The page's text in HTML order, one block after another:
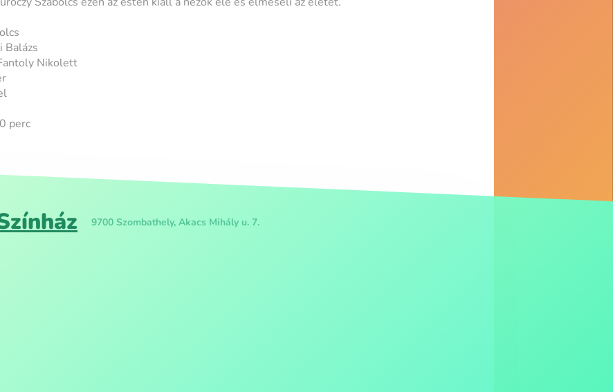
Balázs
Nikolett
perc
9700 Szombathely, Akacs Mihály u. 7.